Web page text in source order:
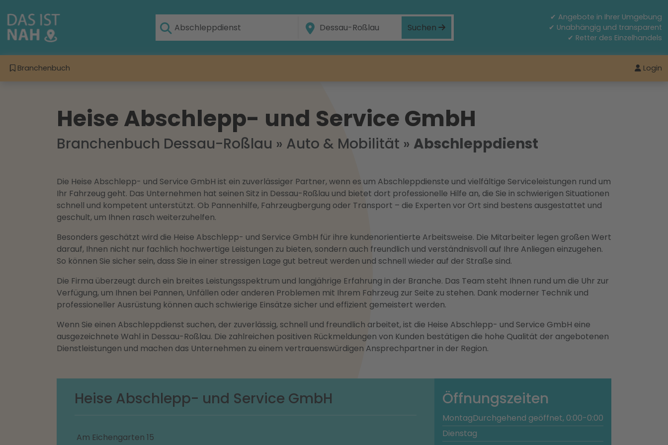
Suchen
✔ Angebote in Ihrer Umgebung
✔ Unabhängig und transparent
✔ Retter des Einzelhandels
Branchenbuch Login
Heise Abschlepp- und Service GmbH
Branchenbuch Dessau-Roßlau » Auto & Mobilität » Abschleppdienst
Die Heise Abschlepp- und Service GmbH ist ein zuverlässiger Partner, wenn es um Abschleppdienste und vielfältige Serviceleistungen rund um
Ihr Fahrzeug geht. Das Unternehmen hat seinen Sitz in Dessau-Roßlau und bietet dort professionelle Hilfe an, die Sie in schwierigen Situationen
schnell und kompetent unterstützt. Ob Pannenhilfe, Fahrzeugbergung oder Transport – die Experten vor Ort sind bestens ausgestattet und
geschult, um Ihnen rasch weiterzuhelfen.
Besonders geschätzt wird die Heise Abschlepp- und Service GmbH für ihre kundenorientierte Arbeitsweise. Die Mitarbeiter legen großen Wert
darauf, Ihnen nicht nur fachlich hochwertige Leistungen zu bieten, sondern auch freundlich und verständnisvoll auf Ihre Anliegen einzugehen.
So können Sie sicher sein, dass Sie in einer stressigen Lage gut betreut werden und schnell wieder auf der Straße sind.
Die Firma überzeugt durch ein breites Leistungsspektrum und langjährige Erfahrung in der Branche. Das Team steht Ihnen rund um die Uhr zur
Verfügung, um Ihnen bei Pannen, Unfällen oder anderen Problemen mit Ihrem Fahrzeug zur Seite zu stehen. Dank moderner Technik und
professioneller Ausrüstung können auch schwierige Einsätze sicher und effizient gemeistert werden.
Wenn Sie einen Abschleppdienst suchen, der zuverlässig, schnell und freundlich arbeitet, ist die Heise Abschlepp- und Service GmbH eine
ausgezeichnete Wahl in Dessau-Roßlau. Die zahlreichen positiven Rückmeldungen von Kunden bestätigen die hohe Qualität der angebotenen
Dienstleistungen und machen das Unternehmen zu einem vertrauenswürdigen Ansprechpartner in der Region.
Heise Abschlepp- und Service GmbH
Am Eichengarten 15
Öffnungszeiten
MontagDurchgehend geöffnet, 0:00-0:00
Dienstag